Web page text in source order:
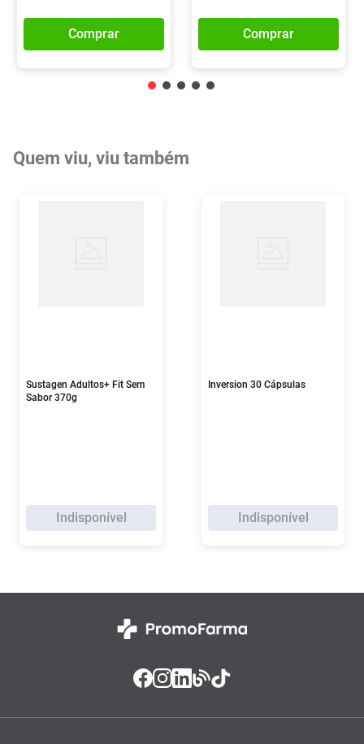
Comprar Comprar
Quem viu, viu também
Sustagen Adultos+ Fit Sem
Sabor 370g
Indisponível
Inversion 30 Cápsulas
Indisponível